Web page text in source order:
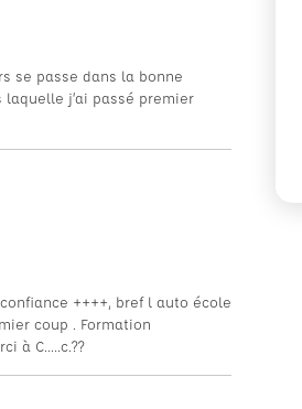
se passe dans la bonne
j’ai passé premier
++++, bref l auto école
coup . Formation
à C.....c.??